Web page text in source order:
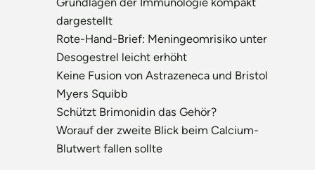
dargestellt
Rote-Hand-Brief: Meningeomrisiko unter
Desogestrel leicht erhöht
Keine Fusion von Astrazeneca und Bristol
Myers Squibb
Schützt Brimonidin das Gehör?
Worauf der zweite Blick beim Calcium-
Blutwert fallen sollte